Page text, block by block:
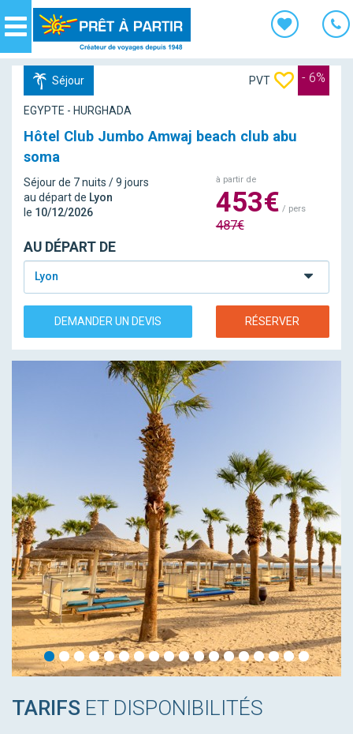
Navigation
Séjour PVT - 6%
EGYPTE - HURGHADA
Hôtel Club Jumbo Amwaj beach club abu
soma
Séjour de 7 nuits / 9 jours
au départ de Lyon
le 10/12/2026
à partir de
453€ / pers
487€
AU DÉPART DE
Lyon
DEMANDER UN DEVIS RÉSERVER
TARIFS ET DISPONIBILITÉS
Panneau de gestion des cookies